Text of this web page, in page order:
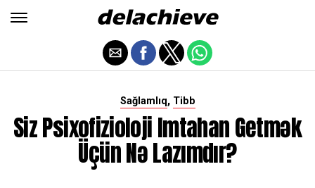
Sağlamlıq, Tibb
Siz Psixofizioloji Imtahan Getmək
Üçün Nə Lazımdır?